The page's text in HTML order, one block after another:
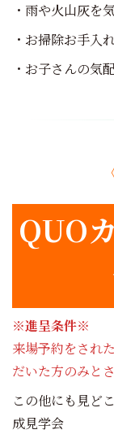
・雨や火山灰を
・お掃除お手入
・お子さんの気
QUO
※進呈条件※
来場予約をされ
だいた方のみと
この他にも見ど
成見学会